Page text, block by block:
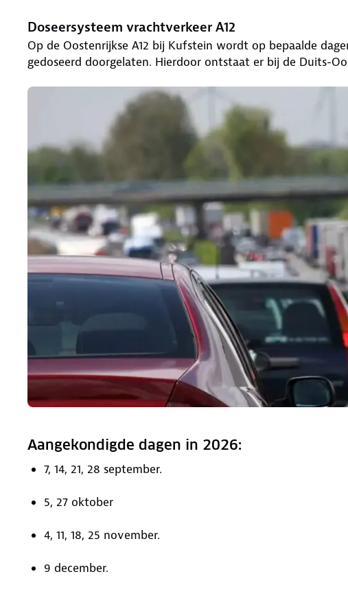
Doseersysteem vrachtverkeer A12
Op de Oostenrijkse A12 bij Kufstein wordt op bepaalde
gedoseerd doorgelaten. Hierdoor ontstaat er bij de Duits-
Aangekondigde dagen in 2026:
7, 14, 21, 28 september.
5, 27 oktober
4, 11, 18, 25 november.
9 december.